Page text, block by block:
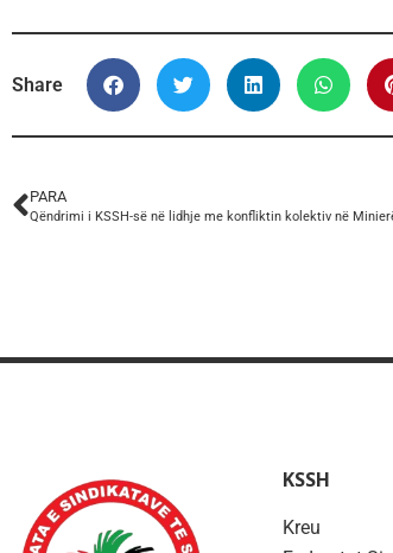
Share
PARA
KSSH
Kreu